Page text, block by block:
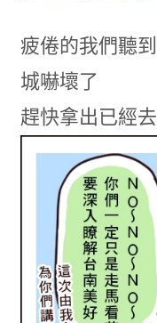
疲倦的我們聽
城嚇壞了
趕快拿出已經